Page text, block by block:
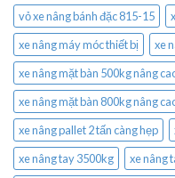
vỏ xe nâng bánh đặc 815-15
xe nâng máy móc thiết bị
xe
xe nâng mặt bàn 500kg nâng
xe nâng mặt bàn 800kg nâng
xe nâng pallet 2 tấn càng hẹp
xe nâng tay 3500kg
xe nâng